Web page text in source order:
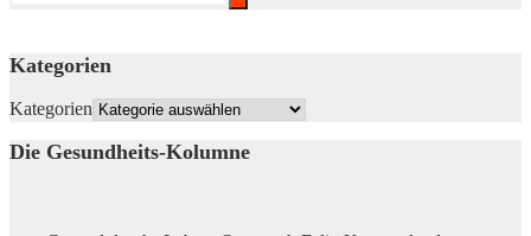
Kategorien
Kategorien
Die Gesundheits-Kolumne